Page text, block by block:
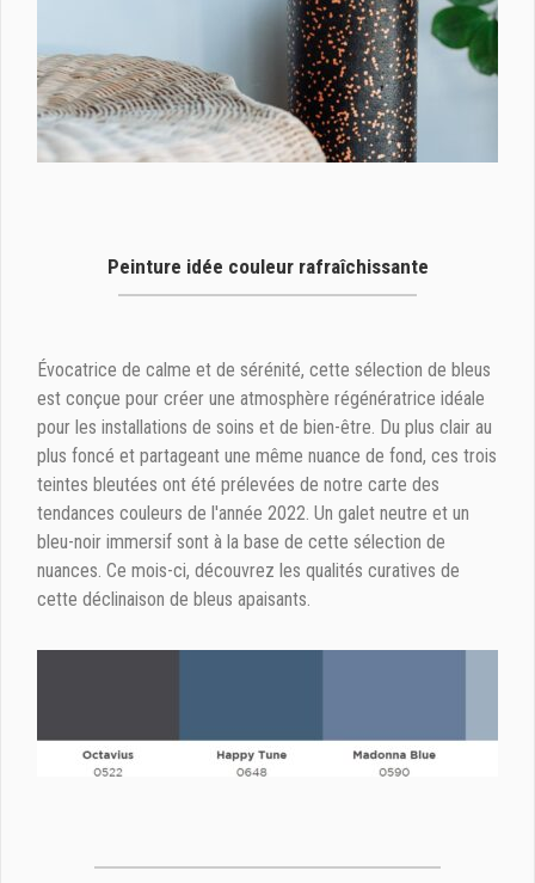
Peinture idée couleur rafraîchissante
Évocatrice de calme et de sérénité, cette sélection de bleus
est conçue pour créer une atmosphère régénératrice idéale
pour les installations de soins et de bien-être. Du plus clair au
plus foncé et partageant une même nuance de fond, ces trois
teintes bleutées ont été prélevées de notre carte des
tendances couleurs de l'année 2022. Un galet neutre et un
bleu-noir immersif sont à la base de cette sélection de
nuances. Ce mois-ci, découvrez les qualités curatives de
cette déclinaison de bleus apaisants.